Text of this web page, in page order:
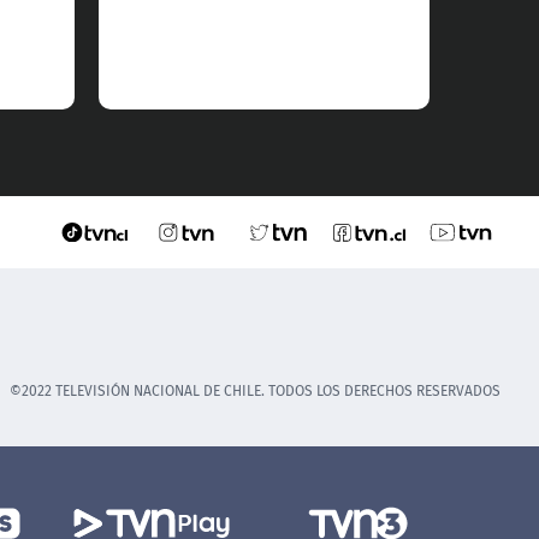
©2022 TELEVISIÓN NACIONAL DE CHILE. TODOS LOS DERECHOS RESERVADOS